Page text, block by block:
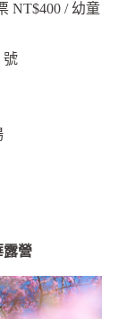
NT$400 / 幼童
號
露營